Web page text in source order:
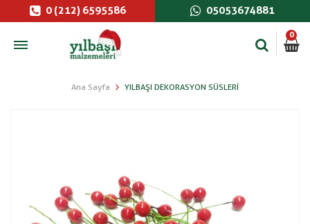
0 (212) 6595586 05053674881
0
Ana Sayfa YILBAŞI DEKORASYON SÜSLERI